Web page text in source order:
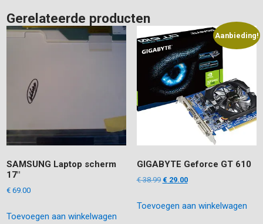
Gerelateerde producten
SAMSUNG Laptop scherm
17″
€ 69.00
Toevoegen aan winkelwagen
Aanbieding!
GIGABYTE Geforce GT 610
€38.99 Oorspronkelijke
was:
€ 29.00Huidige
is:
Toevoegen aan winkelwagen